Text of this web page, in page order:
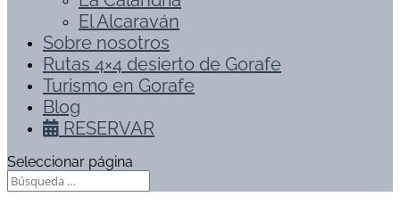
El Alcaraván
Sobre nosotros
Rutas 4×4 desierto de Gorafe
Turismo en Gorafe
Blog
RESERVAR
Seleccionar página